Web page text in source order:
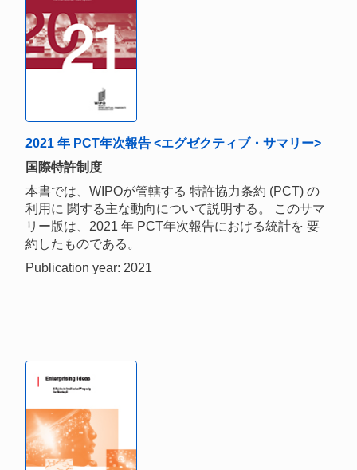
2021 年 PCT年次報告 <エグゼクティブ・サマリー>
国際特許制度
本書では、WIPOが管轄する 特許協力条約 (PCT) の
利用に 関する主な動向について説明する。 このサマ
リー版は、2021 年 PCT年次報告における統計を 要
約したものである。
Publication year: 2021